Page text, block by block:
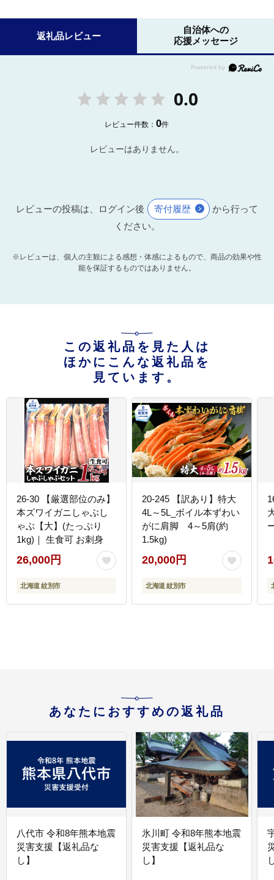
返礼品レビュー
自治体への
応援メッセージ
0.0
レビュー件数：0件
レビューはありません。
レビューの投稿は、ログイン後 寄付履歴
から行って
ください。
※レビューは、個人の主観による感想・体感によるもので、商品の効果や性
能を保証するものではありません。
この返礼品を見た人は
ほかにこんな返礼品を
見ています。
26-30 【厳選部位のみ】
本ズワイガニしゃぶし
ゃぶ【大】(たっぷり
1kg)｜ 生食可 お刺身
26,000円
北海道 紋別市
20-245 【訳あり】特大
4L～5L_ボイル本ずわい
がに肩脚 4～5肩(約
1.5kg)
20,000円
北海道 紋別市
あなたにおすすめの返礼品
八代市 令和8年熊本地震
災害支援【返礼品な
し】
氷川町 令和8年熊本地震
災害支援【返礼品な
し】